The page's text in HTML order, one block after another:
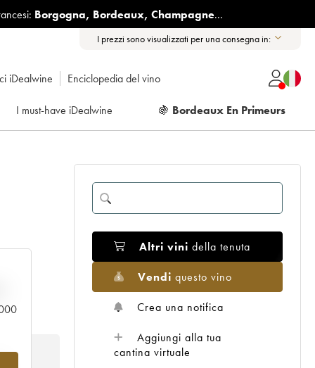
Borgogna, Bordeaux, Champagne...
I prezzi sono visualizzati per una consegna in:
iDealwine Enciclopedia del vino
I must-have iDealwine 🍇 Bordeaux En Primeurs
Altri vini della tenuta
Vendi questo vino
Crea una notifica
Aggiungi alla tua
cantina virtuale